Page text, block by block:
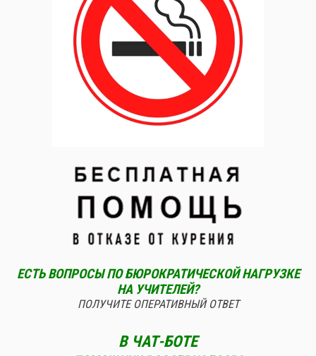
ЕСТЬ ВОПРОСЫ ПО БЮРОКРАТИЧЕСКОЙ НАГРУЗКЕ
НА УЧИТЕЛЕЙ?
ПОЛУЧИТЕ ОПЕРАТИВНЫЙ ОТВЕТ
В ЧАТ-БОТЕ